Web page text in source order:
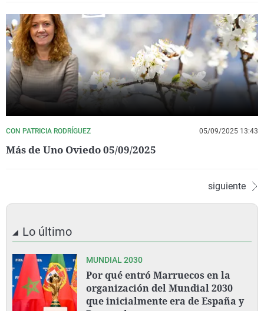
CON PATRICIA RODRÍGUEZ 05/09/2025 13:43
Más de Uno Oviedo 05/09/2025
siguiente
Lo último
MUNDIAL 2030
Por qué entró Marruecos en la
organización del Mundial 2030
que inicialmente era de España y